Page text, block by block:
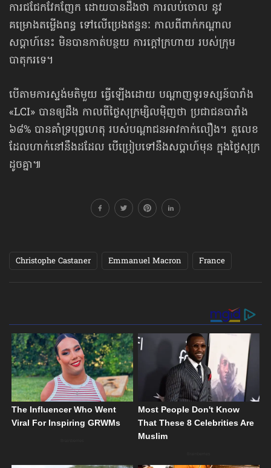
ការជជែកវែកញែក ដោយបានដឹងថា ការលប់ចោល នូវ
គម្រោងតម្លើងពន្ធ ទៅលើប្រេងឥន្ទនៈ កាលពីពាក់កណ្ដាល
សប្ដាហ៍នេះ មិនបានកាត់បន្ថយ ការក្ដៅក្រហាយ របស់ក្រុម
បាតុករទេ។
បើតាមការស្ទង់មតិមួយ ធ្វើឡើងដោយ បណ្ដាញទូរទស្សន៍បារាំង
«LCI» បានឲ្យដឹង កាលពីថ្ងៃសុក្រ​ម្សិលម៉ិញ​ថា ប្រជាជនបារាំង
៦៨% បានគាំទ្របុព្វហេតុ របស់បណ្ដាជនអាវកាក់លឿង។ តួលេខ
ដែលហាក់នៅនឹងដដែល បើប្រៀបទៅនឹងសប្ដាហ៍មុន ក្នុងថ្ងៃសុក្រ
ដូចគ្នា៕
Christophe Castaner Emmanuel Macron France